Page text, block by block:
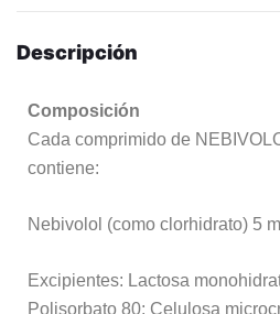
Descripción
Composición
Cada comprimido de
contiene:
Nebivolol (como clorhidrato) 5
Excipientes: Lactosa
Polisorbato 80; Celulosa